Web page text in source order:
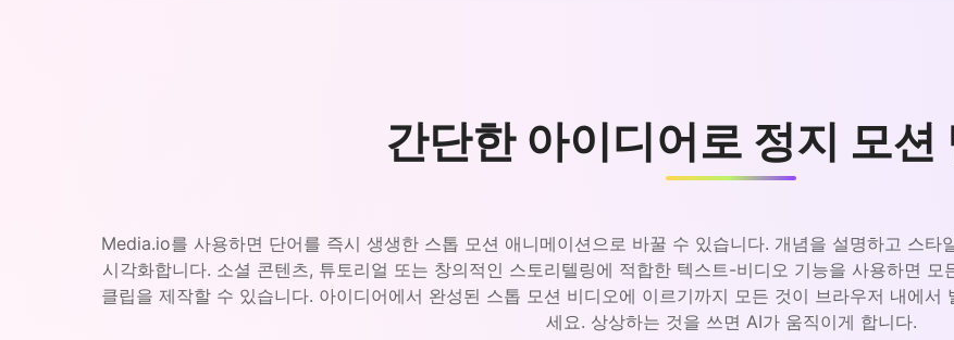
간단한 아이디어로 정지 모션
Media.io를 사용하면 단어를 즉시 생생한 스톱 모션 애니메이션으로 바꿀 수 있습니다. 개념을 설명하고 스
시각화합니다. 소셜 콘텐츠, 튜토리얼 또는 창의적인 스토리텔링에 적합한 텍스트-비디오 기능을 사용하면
클립을 제작할 수 있습니다. 아이디어에서 완성된 스톱 모션 비디오에 이르기까지 모든 것이 브라우저 내에
세요. 상상하는 것을 쓰면 AI가 움직이게 합니다.